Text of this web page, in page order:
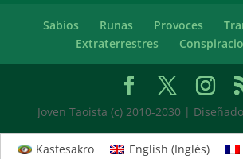
Sabios Runas Provoces
Extraterrestres
Joven Taoista (c) 2010-2030 |
Kastesakro English (Inglés)